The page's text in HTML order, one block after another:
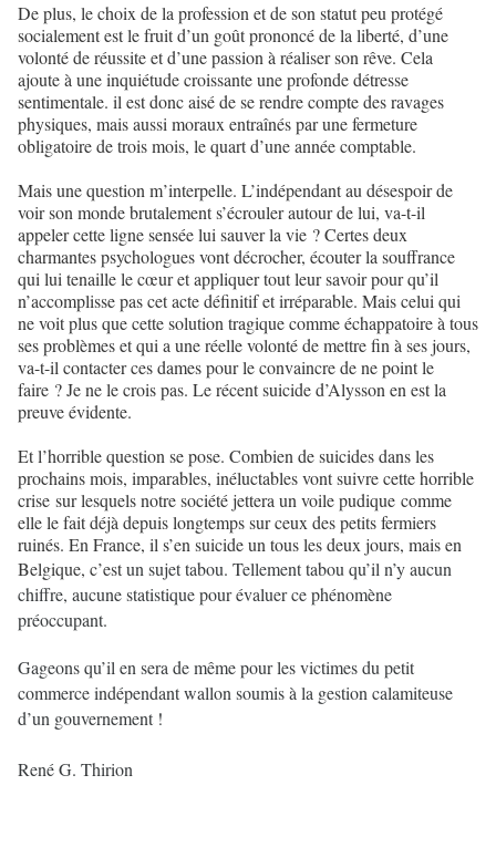
De plus, le choix de la profession et de son statut peu protégé
socialement est le fruit d’un goût prononcé de la liberté, d’une
volonté de réussite et d’une passion à réaliser son rêve. Cela
ajoute à une inquiétude croissante une profonde détresse
sentimentale. il est donc aisé de se rendre compte des ravages
physiques, mais aussi moraux entraînés par une fermeture
obligatoire de trois mois, le quart d’une année comptable.
Mais une question m’interpelle. L’indépendant au désespoir de
voir son monde brutalement s’écrouler autour de lui, va-t-il
appeler cette ligne sensée lui sauver la vie ? Certes deux
charmantes psychologues vont décrocher, écouter la souffrance
qui lui tenaille le cœur et appliquer tout leur savoir pour qu’il
n’accomplisse pas cet acte définitif et irréparable. Mais celui qui
ne voit plus que cette solution tragique comme échappatoire à tous
ses problèmes et qui a une réelle volonté de mettre fin à ses jours,
va-t-il contacter ces dames pour le convaincre de ne point le
faire ? Je ne le crois pas. Le récent suicide d’Alysson en est la
preuve évidente.
Et l’horrible question se pose. Combien de suicides dans les
prochains mois, imparables, inéluctables vont suivre cette horrible
crise sur lesquels notre société jettera un voile pudique comme
elle le fait déjà depuis longtemps sur ceux des petits fermiers
ruinés. En France, il s’en suicide un tous les deux jours, mais en
Belgique, c’estun sujet tabou. Tellement tabou qu’il n’y aucun
chiffre, aucune statistique pour évaluer ce phénomène
préoccupant.
Gageons qu’il en sera de même pour les victimes du petit
commerce indépendant wallon soumis à la gestion calamiteuse
d’un gouvernement !
René G. Thirion